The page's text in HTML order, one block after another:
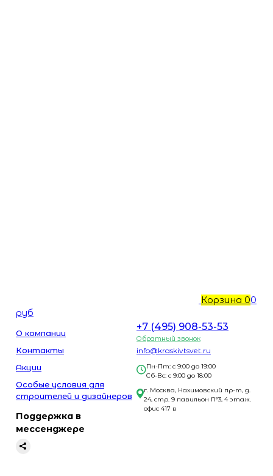
Корзина 00
руб
О компании
Контакты
Акции
Особые условия для
строителей и дизайнеров
Поддержка в
мессенджере
+7 (495) 908-53-53
Обратный звонок
info@kraskivtsvet.ru
Пн-Пт: с 9:00 до 19:00
Сб-Вс: с 9:00 до 18:00
г. Москва, Нахимовский пр-т, д.
24, стр. 9 павильон №3, 4 этаж.
офис 417 в